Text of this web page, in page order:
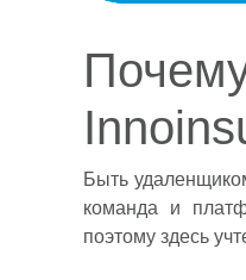
Быть
команда и
поэтому здесь